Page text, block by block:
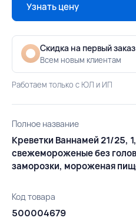
Узнать цену
Скидка на первый
Всем новым клиентам
Работаем только с ЮЛ и ИП
Полное название
Креветки Ваннамей 21/25,
свежемороженые без
заморозки, мороженая
Код товара
500004679